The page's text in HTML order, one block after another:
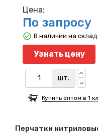
Перчатки
Цена:
По запросу
Узнать цену
шт.
В наличии на
Купить оптом в 1